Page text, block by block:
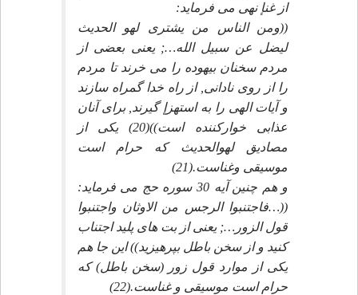
از غنإ نهى مى فرمايد:
((ومن الناس من يشترى لهو الحديث
ليضل عن سبيل الله…; يعنى بعضى از
مردم سخنان بيهوده را مى خرند تا مردم
را از روى نادانى, از راه خدا گمراه سازند
و آيات الهى را به استهزإ گيرند, براى آنان
عذابى خواركننده است))(20) يكى از
مصاديق لهوالحديث كه حرام است
موسيقى وغناست.(21)
و هم چنين آيه 30 سوره حج مى فرمايد:
((…فاجتنبوا الرجس من الاوثان واجتنبوا
قول الزور…; يعنى از بت هاى پليد اجتناب
كنيد و از سخن باطل بپرهيزيد)) اين جا هم
يكى از موارد قول زور (سخن باطل) كه
حرام است موسيقى و غناست.(22)